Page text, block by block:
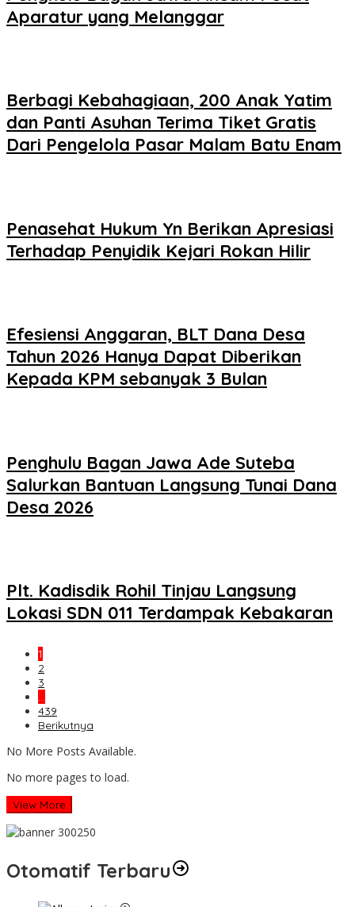
Aparatur yang Melanggar
Berbagi Kebahagiaan, 200 Anak Yatim
dan Panti Asuhan Terima Tiket Gratis
Dari Pengelola Pasar Malam Batu Enam
Penasehat Hukum Yn Berikan Apresiasi
Terhadap Penyidik Kejari Rokan Hilir
Efesiensi Anggaran, BLT Dana Desa
Tahun 2026 Hanya Dapat Diberikan
Kepada KPM sebanyak 3 Bulan
Penghulu Bagan Jawa Ade Suteba
Salurkan Bantuan Langsung Tunai Dana
Desa 2026
Plt. Kadisdik Rohil Tinjau Langsung
Lokasi SDN 011 Terdampak Kebakaran
1
2
3
…
439
Berikutnya
No More Posts Available.
No more pages to load.
View More
Otomatif Terbaru